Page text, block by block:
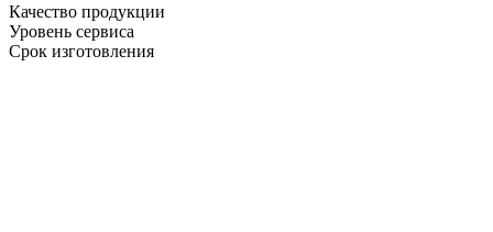
Качество продукции
Уровень сервиса
Срок изготовления